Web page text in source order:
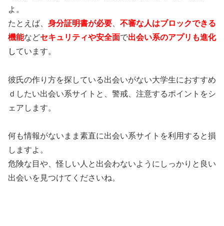
よ。
たとえば、 身分証明書が必要
不審な人はブロックできる
機能などセキュリティや安全面で出会い系のアプリも進化
しています。
彼氏の作り方を探している出会いがない大学生におすすめ
ｄしたい出会い系サイトと、警戒、注意するポイントをシ
ェアします。
何も情報がないまま素直に出会い系サイトを利用すると損
しますよ。
危険な目や、怪しい人と出会わないようにしっかりと良い
出会いを見つけてくださいね。